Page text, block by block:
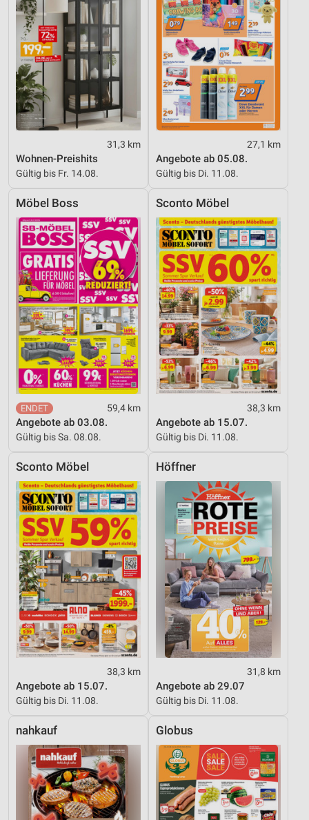
31,3 km
Wohnen-Preishits
Gültig bis Fr. 14.08.
27,1 km
Angebote ab 05.08.
Gültig bis Di. 11.08.
Möbel Boss
59,4 km
Angebote ab 03.08.
Gültig bis Sa. 08.08.
Sconto Möbel
38,3 km
Angebote ab 15.07.
Gültig bis Di. 11.08.
Sconto Möbel
38,3 km
Angebote ab 15.07.
Gültig bis Di. 11.08.
Höffner
31,8 km
Angebote ab 29.07
Gültig bis Di. 11.08.
nahkauf Globus